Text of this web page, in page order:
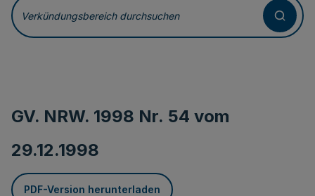
Verkündungsbereich durchsuchen
GV. NRW. 1998 Nr. 54 vom
29.12.1998
PDF-Version herunterladen